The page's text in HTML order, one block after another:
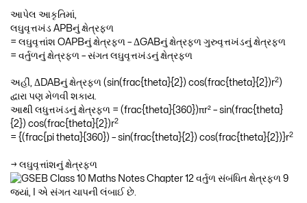
આપેલ આકૃતિમાં,
લઘુવૃત્તખંડ APBનું ક્ષેત્રફળ
= લઘુવૃત્તાંશ OAPBનું ક્ષેત્રફળ – ΔGABનું ક્ષેત્રફળ ગુરુવૃત્તખંડનું ક્ષેત્રફળ
= વર્તુળનું ક્ષેત્રફળ – સંગત લઘુવૃત્તખંડનું ક્ષેત્રફળ
અહીં, ΔDABનું ક્ષેત્રફળ (sin(frac{theta}{2}) cos(frac{theta}{2})r2 )
દ્વારા પણ મેળવી શકાય.
આથી લધુત્તખંડનું ક્ષેત્રફળ = (frac{theta}{360})πr² – sin(frac{theta}
{2}) cos(frac{theta}{2})r2
= {(frac{pi theta}{360}) – sin(frac{theta}{2}) cos(frac{theta}{2})}r2
→ લઘુવૃત્તાંશનું ક્ષેત્રફળ
જ્યાં, I એ સંગત ચાપની લંબાઈ છે.